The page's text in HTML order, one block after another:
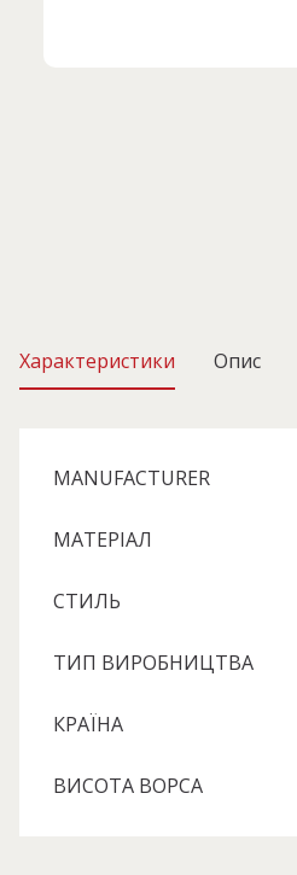
Характеристики Опис
MANUFACTURER
МАТЕРІАЛ
СТИЛЬ
ТИП ВИРОБНИЦТВА
КРАЇНА
ВИСОТА ВОРСА